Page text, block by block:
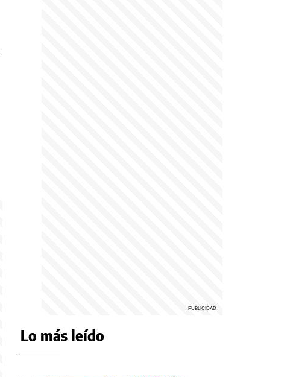
Lo más leído